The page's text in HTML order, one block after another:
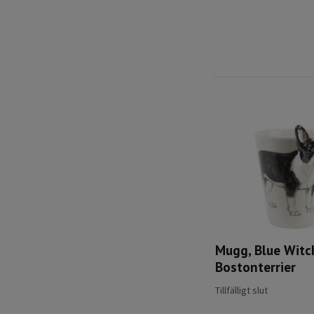
Mugg, Blue
Bostonterrier
Tillfälligt slut